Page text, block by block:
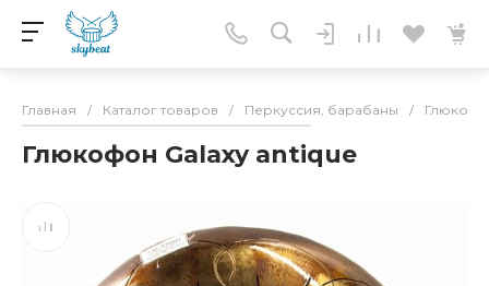
Главная / Каталог товаров / Перкуссия, барабаны /
Глюкофон Galaxy antique